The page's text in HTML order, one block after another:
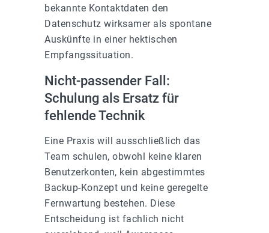
bekannte Kontaktdaten den
Datenschutz wirksamer als spontane
Auskünfte in einer hektischen
Empfangssituation.
Nicht-passender Fall:
Schulung als Ersatz für
fehlende Technik
Eine Praxis will ausschließlich das
Team schulen, obwohl keine klaren
Benutzerkonten, kein abgestimmtes
Backup-Konzept und keine geregelte
Fernwartung bestehen. Diese
Entscheidung ist fachlich nicht